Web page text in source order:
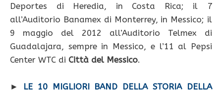
Deportes di Heredia, in Costa Rica; il 7
all’Auditorio Banamex di Monterrey, in Messico; il
9 maggio del 2012 all’Auditorio Telmex di
Guadalajara, sempre in Messico, e l’11 al Pepsi
Center WTC di Città del Messico.
►
LE 10 MIGLIORI BAND DELLA STORIA DELLA